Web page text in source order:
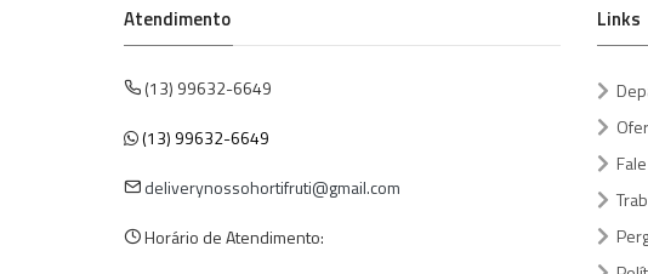
Atendimento
(13) 99632-6649
(13) 99632-6649
deliverynossohortifruti@gmail.com
Horário de Atendimento:
Links